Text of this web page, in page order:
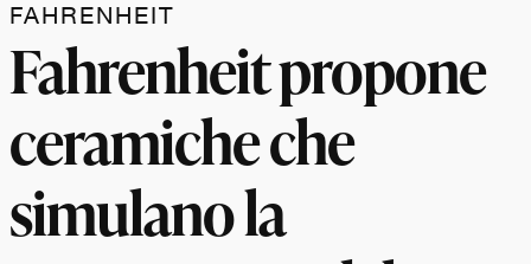
FAHRENHEIT
Fahrenheit propone
ceramiche che
simulano la